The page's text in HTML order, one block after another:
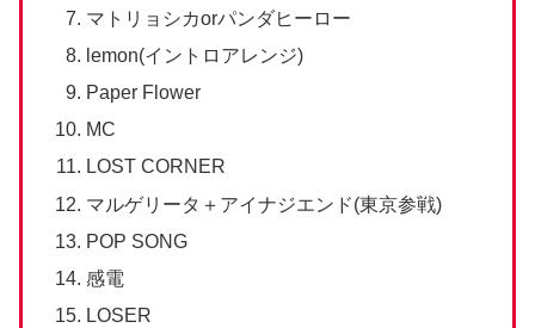
マトリョシカorパンダヒーロー
lemon(イントロアレンジ)
Paper Flower
MC
LOST CORNER
マルゲリータ＋アイナジエンド(東京参戦)
POP SONG
感電
LOSER